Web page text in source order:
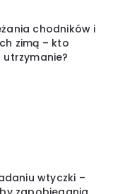
chodników i
zimą – kto
wtyczki –